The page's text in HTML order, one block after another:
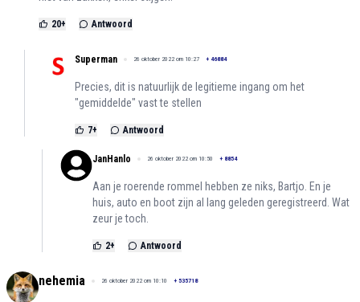
20+ Antwoord
Superman 26 oktober 2022 om 10:27 + 46884
Precies, dit is natuurlijk de legitieme ingang om het
"gemiddelde" vast te stellen
7+ Antwoord
JanHanlo 26 oktober 2022 om 10:50 + 8854
Aan je roerende rommel hebben ze niks, Bartjo. En je
huis, auto en boot zijn al lang geleden geregistreerd. Wat
zeur je toch.
2+ Antwoord
nehemia 26 oktober 2022 om 10:10 + 535718